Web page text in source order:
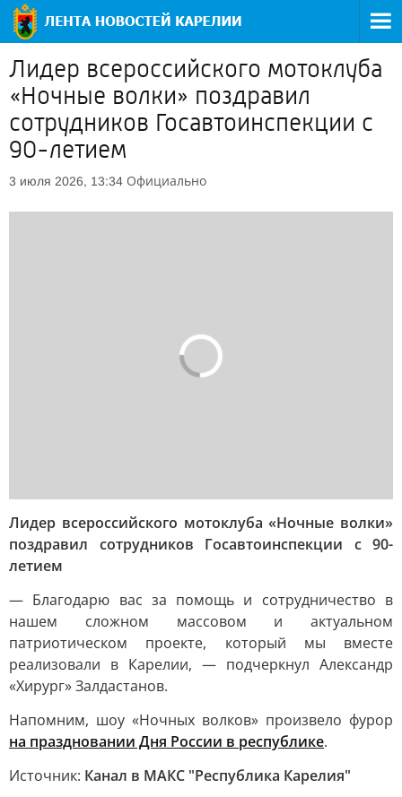
Лидер всероссийского мотоклуба
«Ночные волки» поздравил
сотрудников Госавтоинспекции с
90-летием
3 июля 2026, 13:34 Официально
Лидер всероссийского мотоклуба «Ночные волки»
поздравил сотрудников Госавтоинспекции с 90-
летием
— Благодарю вас за помощь и сотрудничество в
нашем сложном массовом и актуальном
патриотическом проекте, который мы вместе
реализовали в Карелии, — подчеркнул Александр
«Хирург» Залдастанов.
Напомним, шоу «Ночных волков» произвело фурор
на праздновании Дня России в республике.
Источник: Канал в МАКС "Республика Карелия"